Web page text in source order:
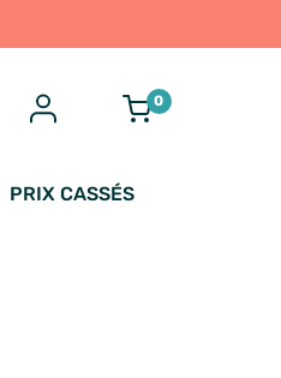
0
PRIX CASSÉS